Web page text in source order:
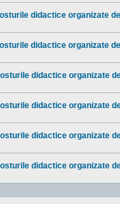
didactice organizate de
didactice organizate de
didactice organizate
didactice organizate
didactice organizate
didactice organizate